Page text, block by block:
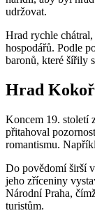
udržovat.
Hrad rychle
hospodářů. Podle
baronů, které šířily
Hrad
Koncem 19. století
přitahoval
romantismu.
Do povědomí širší
jeho zříceniny
Národní Praha,
turistům.